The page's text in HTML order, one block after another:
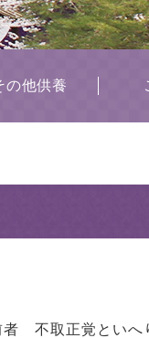
の他供養
者 不取正覚とい